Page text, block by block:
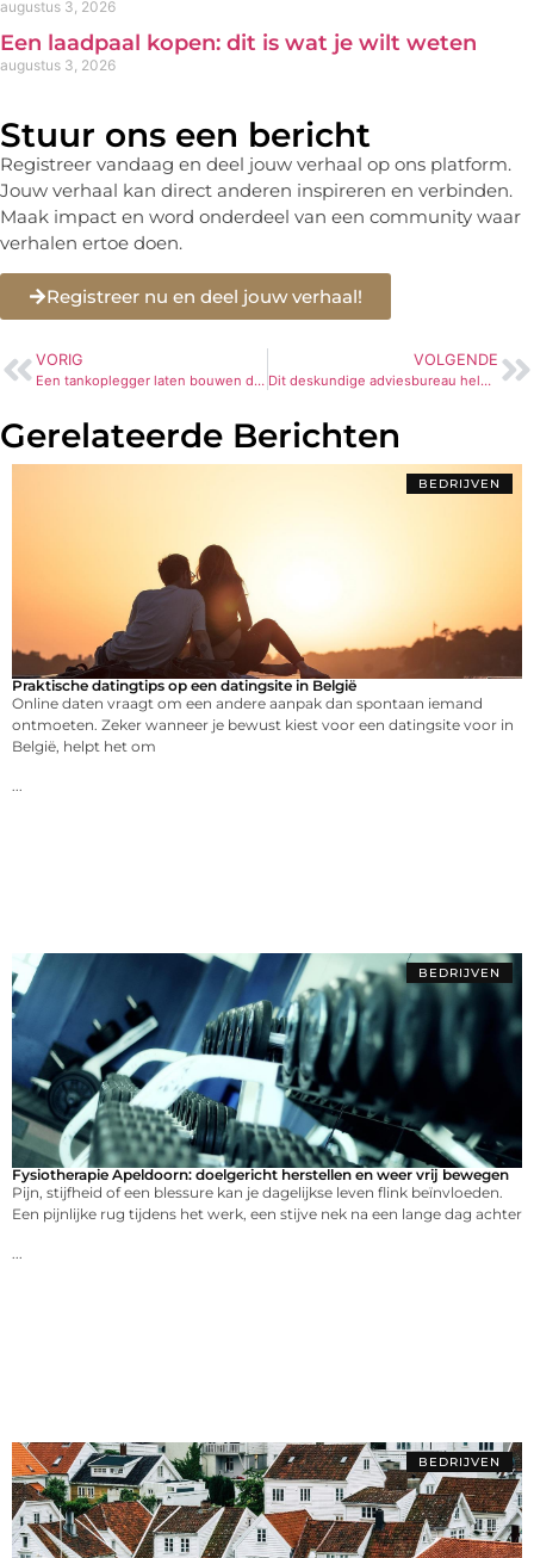
augustus 3, 2026
Een laadpaal kopen: dit is wat je wilt weten
augustus 3, 2026
Stuur ons een bericht
Registreer vandaag en deel jouw verhaal op ons platform.
Jouw verhaal kan direct anderen inspireren en verbinden.
Maak impact en word onderdeel van een community waar
verhalen ertoe doen.
Registreer nu en deel jouw verhaal!
VORIG
Een tankoplegger laten bouwen door een specialist
VOLGENDE
Dit deskundige adviesbureau helpt jou met het digitaliseren van jouw bedrijf in Nijmegen
Gerelateerde Berichten
BEDRIJVEN
Praktische datingtips op een datingsite in België
Online daten vraagt om een andere aanpak dan spontaan iemand
ontmoeten. Zeker wanneer je bewust kiest voor een datingsite voor in
België, helpt het om
BEDRIJVEN
Fysiotherapie Apeldoorn: doelgericht herstellen en weer vrij bewegen
Pijn, stijfheid of een blessure kan je dagelijkse leven flink beïnvloeden.
Een pijnlijke rug tijdens het werk, een stijve nek na een lange dag achter
BEDRIJVEN